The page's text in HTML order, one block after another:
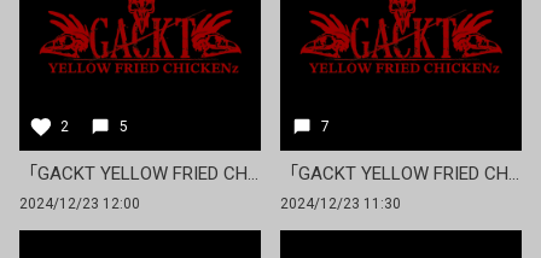
2 5
「GACKT YELLOW FRIED CHICKENz〜紅燐朱舞愁狂乱宴〜」、当日券販売／アップグレード受付のご案内
2024/12/23 12:00
7
「GACKT YELLOW FRIED CHICKENz〜紅燐朱舞愁狂乱宴〜」Zepp Haneda(TOKYO)公演に関するご案内
2024/12/23 11:30